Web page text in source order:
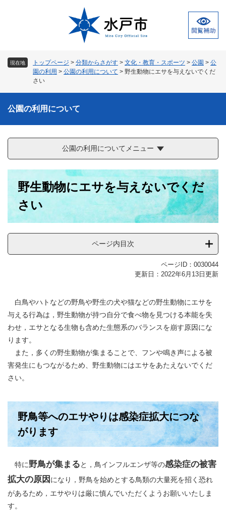
現在地 トップページ > 分類からさがす > 文化・教育・スポーツ > 公園 > 公
園の利用 > 公園の利用について > 野生動物にエサを与えないでくだ
さい
公園の利用について
公園の利用についてメニュー
野生動物にエサを与えないでくだ
さい
ページ内目次
ページID：0030044
更新日：2022年6月13日更新
白鳥やハトなどの野鳥や野生の犬や猫などの野生動物にエサを
与える行為は，野生動物が持つ自分で食べ物を見つける本能を失
わせ，エサとなる生物も含めた生態系のバランスを崩す原因にな
ります。
また，多くの野生動物が集まることで、フンや鳴き声による被
害発生にもつながるため、野生動物にはエサをあたえないでくだ
さい。
野鳥等へのエサやりは感染症拡大につな
がります
特に野鳥が集まると，鳥インフルエンザ等の感染症の被害
拡大の原因 になり，野鳥を始めとする鳥類の大量死を招く恐れ
があるため，エサやりは厳に慎んでいただくようお願いいたしま
す。